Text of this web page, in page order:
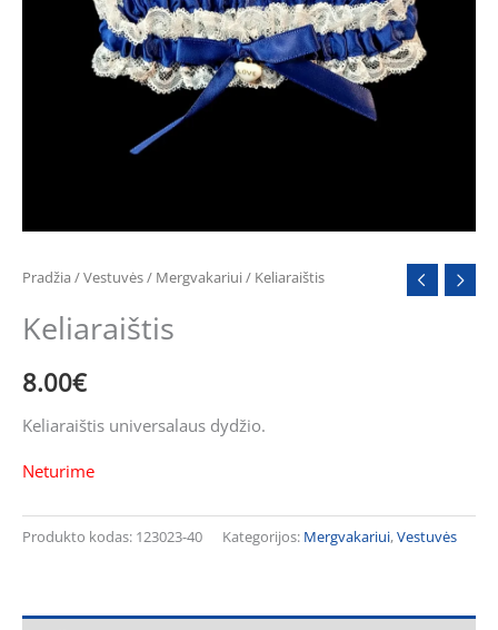
Pradžia /Vestuvės/ Mergvakariui/ Keliaraištis
Keliaraištis
8.00€
Keliaraištis universalaus dydžio.
Neturime
Produkto kodas: 123023-40 Kategorijos: Mergvakariui,Vestuvės